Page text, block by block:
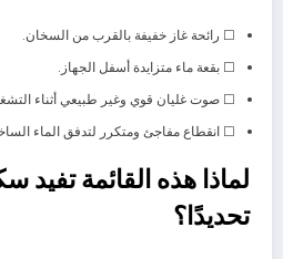
☐ رائحة غاز خفيفة بالقرب من السخان.
☐ بقعة ماء متزايدة أسفل الجهاز.
☐ صوت غليان قوي وغير طبيعي أثناء
☐ انقطاع مفاجئ ومتكرر لتدفق الماء
لماذا هذه القائمة تفيد
تحديدًا؟